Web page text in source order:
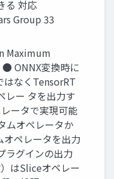
る 対応
Group 33
Maximum
ONNX変換時に
はなくTensorRT
レー タを出力す
ータで実現可能
ムオペレータか
オペレータを出力
ラグインの出力
はSliceオペレー